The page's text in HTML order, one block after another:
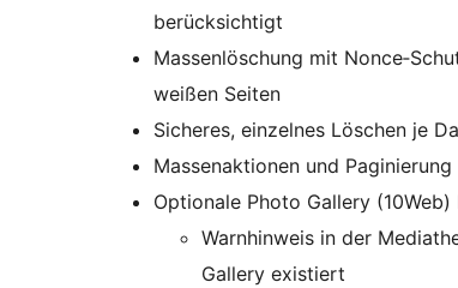
berücksichtigt
Massenlöschung mit
weißen Seiten
Sicheres, einzelnes Löschen je
Massenaktionen und
Optionale Photo Gallery (10Web)
Warnhinweis in der
Gallery existiert